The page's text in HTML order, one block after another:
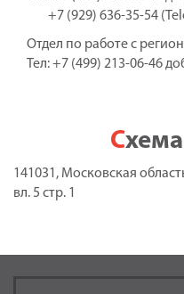
+7 (929) 636-35-54
Отдел по работе с
Тел: +7 (499) 213-06-46
141031, Московская
вл. 5 стр. 1